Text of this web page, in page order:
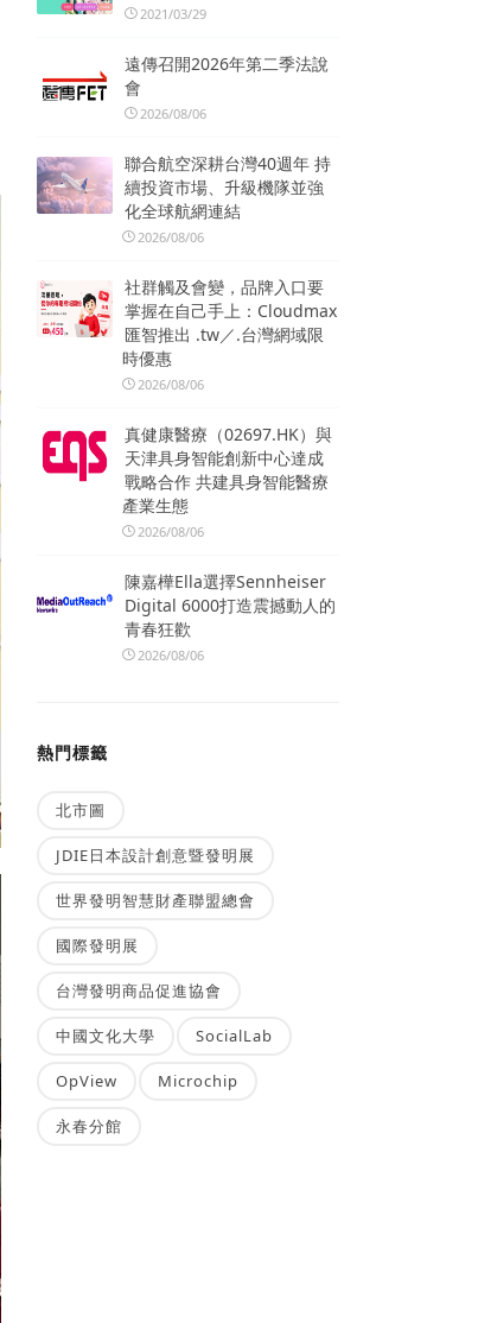
2021/03/29
遠傳召開2026年第二季法說
會
2026/08/06
聯合航空深耕台灣40週年 持
續投資市場、升級機隊並強
化全球航網連結
2026/08/06
社群觸及會變，品牌入口要
掌握在自己手上：Cloudmax
匯智推出 .tw／.台灣網域限
時優惠
2026/08/06
真健康醫療（02697.HK）與
天津具身智能創新中心達成
戰略合作 共建具身智能醫療
產業生態
2026/08/06
陳嘉樺Ella選擇Sennheiser
Digital 6000打造震撼動人的
青春狂歡
2026/08/06
熱門標籤
北市圖
JDIE日本設計創意暨發明展
世界發明智慧財產聯盟總會
國際發明展
台灣發明商品促進協會
中國文化大學 SocialLab
OpView Microchip
永春分館